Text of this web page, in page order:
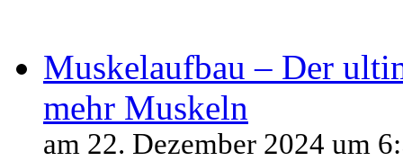
Muskelaufbau – Der
mehr Muskeln
am 22. Dezember 2024 um